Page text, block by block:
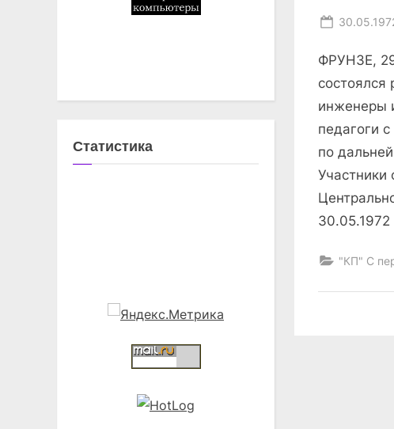
Posted
ФРУНЗЕ,
состоялся
инженеры
педагоги
по
Участники
30.05.1972
"КП" С
Статистика